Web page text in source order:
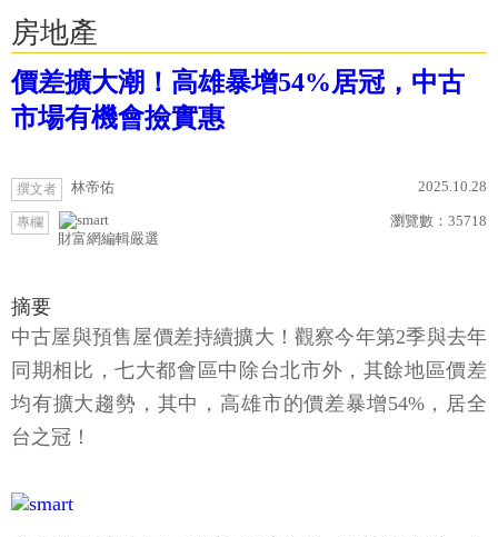
房地產
價差擴大潮！高雄暴增54%居冠，中古
市場有機會撿實惠
撰文者 林帝佑 2025.10.28
專欄
財富網編輯嚴選
瀏覽數： 35718
摘要
中古屋與預售屋價差持續擴大！觀察今年第2季與去年
同期相比，七大都會區中除台北市外，其餘地區價差
均有擴大趨勢，其中，高雄市的價差暴增54%，居全
台之冠！